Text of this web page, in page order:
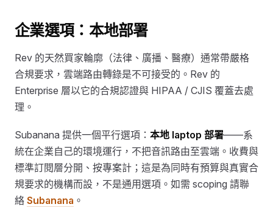
企業選項：本地部署
Rev 的天然買家輪廓（法律、廣播、醫療）通常帶嚴格
合規要求，雲端路由轉錄是不可接受的。Rev 的
Enterprise 層以它的合規認證與 HIPAA / CJIS 覆蓋去處
理。
Subanana 提供一個平行選項： 本地 laptop 部署——系
統在企業自己的環境運行，不把音訊路由至雲端。收費與
標準訂閱層分開、按專案計；這是為同時有預算與真實合
規要求的機構而設，不是通用選項。如需 scoping 請聯
絡 Subanana 。